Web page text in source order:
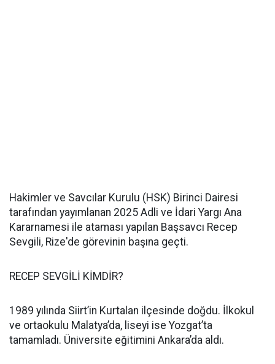
Hakimler ve Savcılar Kurulu (HSK) Birinci Dairesi
tarafından yayımlanan 2025 Adli ve İdari Yargı Ana
Kararnamesi ile ataması yapılan Başsavcı Recep
Sevgili, Rize'de görevinin başına geçti.
RECEP SEVGİLİ KİMDİR?
1989 yılında Siirt’in Kurtalan ilçesinde doğdu. İlkokul
ve ortaokulu Malatya’da, liseyi ise Yozgat’ta
tamamladı. Üniversite eğitimini Ankara’da aldı.